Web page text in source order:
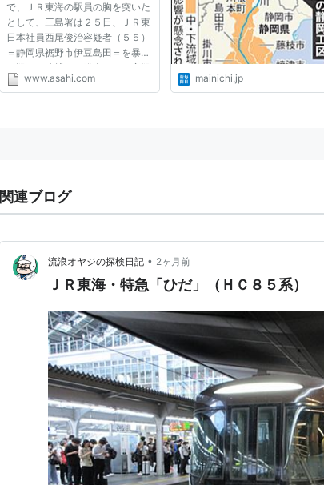
で、ＪＲ東海の駅員の胸を突いた
として、三島署は２５日、ＪＲ東
日本社員西尾俊治容疑者（５５）
＝静岡県裾野市伊豆島田＝を暴行
の疑いで逮捕し、発表した。容疑
を認めているという。 署による
www.asahi.com mainichi.jp
関連ブログ
流浪オヤジの探検日記 • 2ヶ月前
ＪＲ東海・特急「ひだ」（ＨＣ８５系）